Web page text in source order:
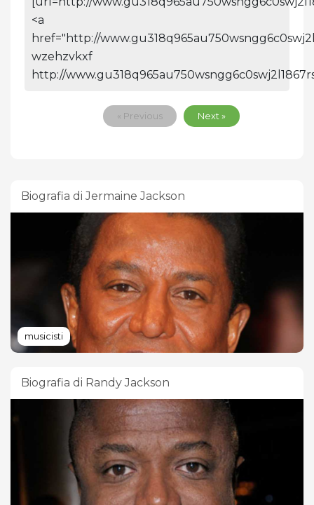
<a
href="http://
wzehzvkxf
http://
« Previous Next »
Biografia di Jermaine Jackson
musicisti
Biografia di Randy Jackson